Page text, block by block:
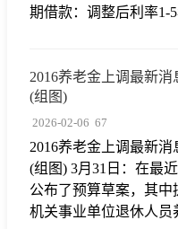
期借款：调整后利率1-
2016养老金上调最新
(组图)
2026-02-06 67
2016养老金上调最新
(组图) 3月31日：在最
公布了预算草案，其中
机关事业单位退休人员